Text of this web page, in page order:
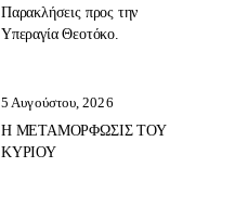
Παρακλήσεις προς την
Υπεραγία Θεοτόκο.
5 Αυγούστου, 2026
Η ΜΕΤΑΜΟΡΦΩΣΙΣ ΤΟΥ
ΚΥΡΙΟΥ